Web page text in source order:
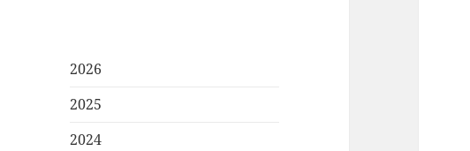
2026
2025
2024